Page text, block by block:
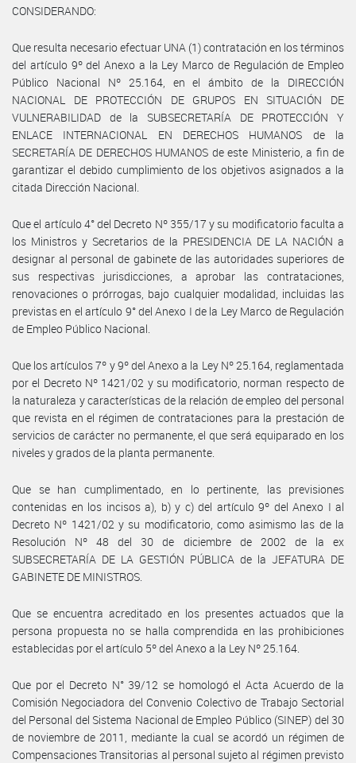
CONSIDERANDO:
Que resulta necesario efectuar UNA (1) contratación en los términos
del artículo 9º del Anexo a la Ley Marco de Regulación de Empleo
Público Nacional Nº 25.164, en el ámbito de la DIRECCIÓN
NACIONAL DE PROTECCIÓN DE GRUPOS EN SITUACIÓN DE
VULNERABILIDAD de la SUBSECRETARÍA DE PROTECCIÓN Y
ENLACE INTERNACIONAL EN DERECHOS HUMANOS de la
SECRETARÍA DE DERECHOS HUMANOS de este Ministerio, a fin de
garantizar el debido cumplimiento de los objetivos asignados a la
citada Dirección Nacional.
Que el artículo 4° del Decreto Nº 355/17 y su modificatorio faculta a
los Ministros y Secretarios de la PRESIDENCIA DE LA NACIÓN a
designar al personal de gabinete de las autoridades superiores de
sus respectivas jurisdicciones, a aprobar las contrataciones,
renovaciones o prórrogas, bajo cualquier modalidad, incluidas las
previstas en el artículo 9° del Anexo I de la Ley Marco de Regulación
de Empleo Público Nacional.
Que los artículos 7º y 9º del Anexo a la Ley Nº 25.164, reglamentada
por el Decreto Nº 1421/02 y su modificatorio, norman respecto de
la naturaleza y características de la relación de empleo del personal
que revista en el régimen de contrataciones para la prestación de
servicios de carácter no permanente, el que será equiparado en los
niveles y grados de la planta permanente.
Que se han cumplimentado, en lo pertinente, las previsiones
contenidas en los incisos a), b) y c) del artículo 9º del Anexo I al
Decreto Nº 1421/02 y su modificatorio, como asimismo las de la
Resolución Nº 48 del 30 de diciembre de 2002 de la ex
SUBSECRETARÍA DE LA GESTIÓN PÚBLICA de la JEFATURA DE
GABINETE DE MINISTROS.
Que se encuentra acreditado en los presentes actuados que la
persona propuesta no se halla comprendida en las prohibiciones
establecidas por el artículo 5º del Anexo a la Ley Nº 25.164.
Que por el Decreto N° 39/12 se homologó el Acta Acuerdo de la
Comisión Negociadora del Convenio Colectivo de Trabajo Sectorial
del Personal del Sistema Nacional de Empleo Público (SINEP) del 30
de noviembre de 2011, mediante la cual se acordó un régimen de
Compensaciones Transitorias al personal sujeto al régimen previsto